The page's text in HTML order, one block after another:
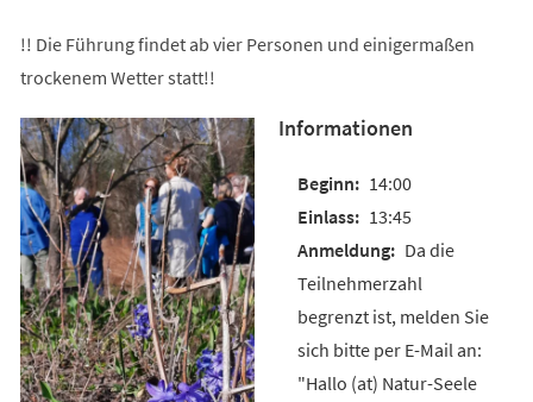
!! Die Führung findet ab vier Personen und einigermaßen
trockenem Wetter statt!!
Informationen
14:00
13:45
Da die
Teilnehmerzahl
begrenzt ist, melden Sie
sich bitte per E-Mail an:
"Hallo (at) Natur-Seele